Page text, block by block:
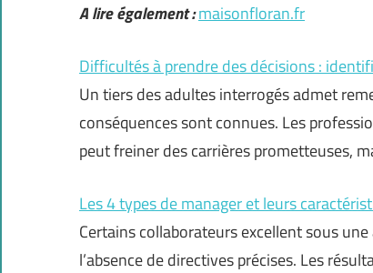
A lire également :maisonfloran.fr
Difficultés à prendre des décisions :
Un tiers des adultes interrogés admet
conséquences sont connues. Les
peut freiner des carrières prometteuses,
Les 4 types de manager et leurs
Certains collaborateurs excellent sous
l’absence de directives précises. Les